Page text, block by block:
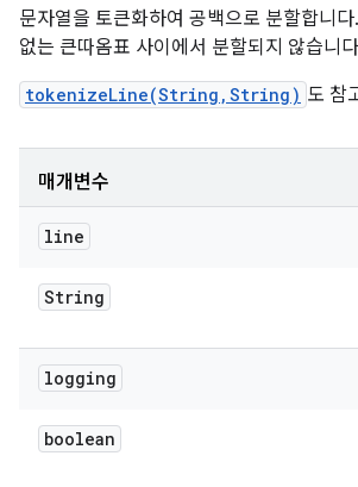
문자열을 토큰화하여 공백으로 분할합니
없는 큰따옴표 사이에서 분할되지 않습니
tokenizeLine(String,String) 도 참
매개변수
line
String
logging
boolean